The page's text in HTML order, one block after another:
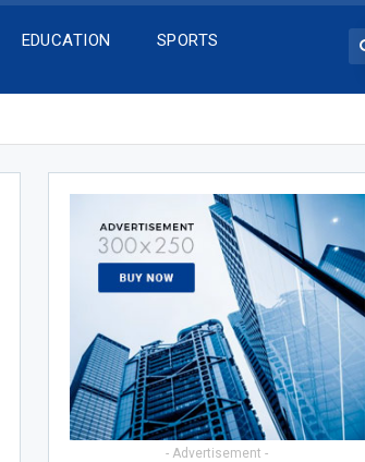
EDUCATION
SPORTS
- Advertisement -